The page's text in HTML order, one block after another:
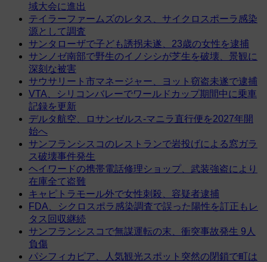
域大会に進出
テイラーファームズのレタス、サイクロスポーラ感染
源として調査
サンタローザで子ども誘拐未遂、23歳の女性を逮捕
サンノゼ南部で野生のイノシシが芝生を破壊、景観に
深刻な被害
サウサリート市マネージャー、ヨット窃盗未遂で逮捕
VTA、シリコンバレーでワールドカップ期間中に乗車
記録を更新
デルタ航空、ロサンゼルス-マニラ直行便を2027年開
始へ
サンフランシスコのレストランで岩投げによる窓ガラ
ス破壊事件発生
ヘイワードの携帯電話修理ショップ、武装強盗により
在庫全て盗難
キャピトラモール外で女性刺殺、容疑者逮捕
FDA、シクロスポラ感染調査で誤った陽性を訂正もレ
タス回収継続
サンフランシスコで無謀運転の末、衝突事故発生 9人
負傷
パシフィカピア、人気観光スポット突然の閉鎖で町は